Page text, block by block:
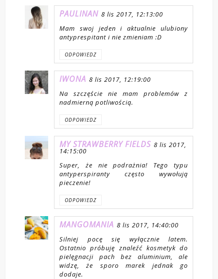
PAULINAN 8 lis 2017, 12:13:00
Mam swoj jeden i aktualnie ulubiony
antyprespitant i nie zmieniam :D
ODPOWIEDZ
IWONA 8 lis 2017, 12:19:00
Na szczęście nie mam problemów z
nadmierną potliwością.
ODPOWIEDZ
MY STRAWBERRY FIELDS 8 lis 2017,
14:15:00
Super, że nie podrażnia! Tego typu
antyperspiranty często wywołują
pieczenie!
ODPOWIEDZ
MANGOMANIA 8 lis 2017, 14:40:00
Silniej pocę się wyłącznie latem.
Ostatnio próbuję znaleźć kosmetyk do
pielęgnacji pach bez aluminium, ale
widzę, że sporo marek jednak go
dodaje.